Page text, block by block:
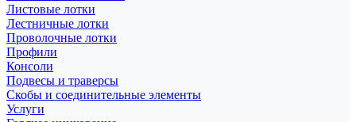
Листовые лотки
Лестничные лотки
Проволочные лотки
Профили
Консоли
Подвесы и траверсы
Скобы и соединительные элементы
Услуги